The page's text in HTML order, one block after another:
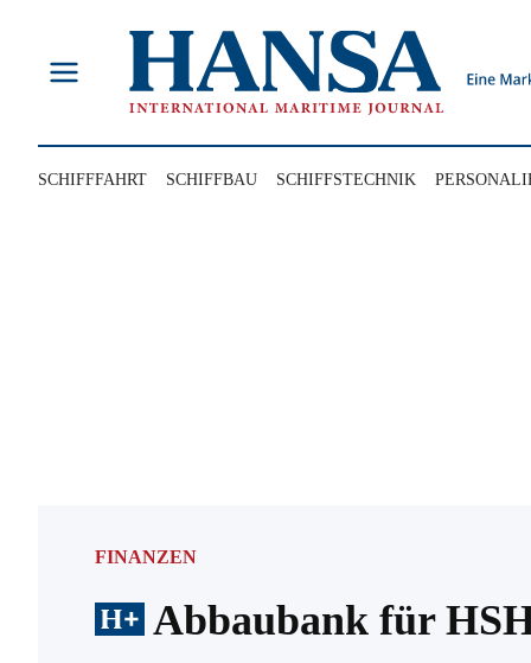
springen
SCHIFFFAHRT SCHIFFBAU SCHIFFSTECHNIK
FINANZEN
Abbaubank für